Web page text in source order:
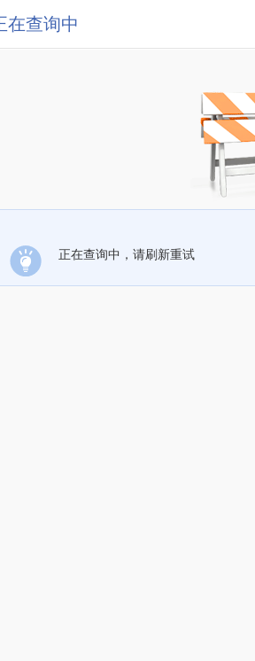
在查询中
正在查询中，请刷新重试